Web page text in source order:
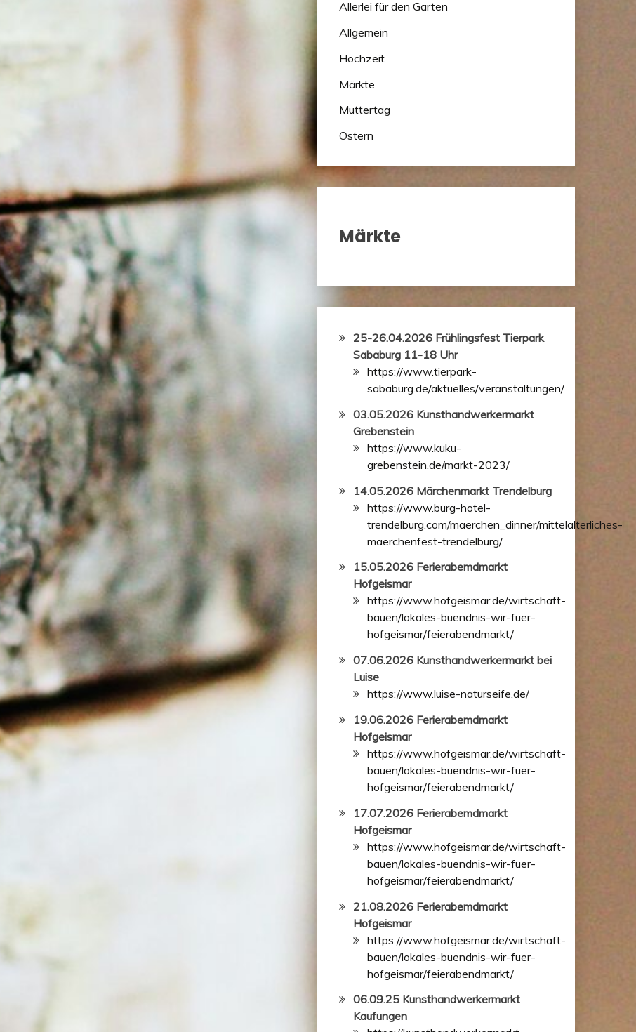
Allerlei für den Garten
Allgemein
Hochzeit
Märkte
Muttertag
Ostern
Märkte
25-26.04.2026 Frühlingsfest Tierpark
Sababurg 11-18 Uhr
https://www.tierpark-
sababurg.de/aktuelles/veranstaltungen/
03.05.2026 Kunsthandwerkermarkt
Grebenstein
https://www.kuku-
grebenstein.de/markt-2023/
14.05.2026 Märchenmarkt Trendelburg
https://www.burg-hotel-
trendelburg.com/maerchen_dinner/mittelalterliches-
maerchenfest-trendelburg/
15.05.2026 Ferierabemdmarkt
Hofgeismar
https://www.hofgeismar.de/wirtschaft-
bauen/lokales-buendnis-wir-fuer-
hofgeismar/feierabendmarkt/
07.06.2026 Kunsthandwerkermarkt bei
Luise
https://www.luise-naturseife.de/
19.06.2026 Ferierabemdmarkt
Hofgeismar
https://www.hofgeismar.de/wirtschaft-
bauen/lokales-buendnis-wir-fuer-
hofgeismar/feierabendmarkt/
17.07.2026 Ferierabemdmarkt
Hofgeismar
https://www.hofgeismar.de/wirtschaft-
bauen/lokales-buendnis-wir-fuer-
hofgeismar/feierabendmarkt/
21.08.2026 Ferierabemdmarkt
Hofgeismar
https://www.hofgeismar.de/wirtschaft-
bauen/lokales-buendnis-wir-fuer-
hofgeismar/feierabendmarkt/
06.09.25 Kunsthandwerkermarkt
Kaufungen